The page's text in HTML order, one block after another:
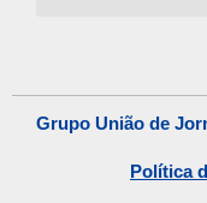
Grupo União de
Política